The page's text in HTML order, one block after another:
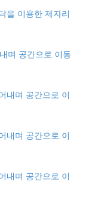
을 이용한 제자리
며 공간으로 이동
내며 공간으로 이
내며 공간으로 이
내며 공간으로 이